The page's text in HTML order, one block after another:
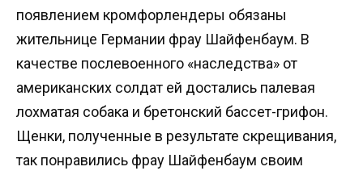
появлением кромфорлендеры обязаны
жительнице Германии фрау Шайфенбаум. В
качестве послевоенного «наследства» от
американских солдат ей достались палевая
лохматая собака и бретонский бассет-грифон.
Щенки, полученные в результате скрещивания,
так понравились фрау Шайфенбаум своим